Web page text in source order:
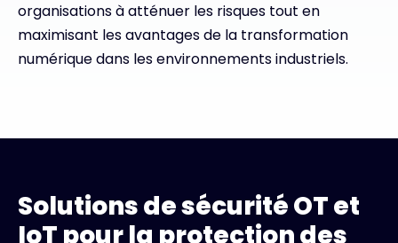
organisations à atténuer les risques tout en
maximisant les avantages de la transformation
numérique dans les environnements industriels.
Solutions de sécurité OT et
IoT pour la protection des